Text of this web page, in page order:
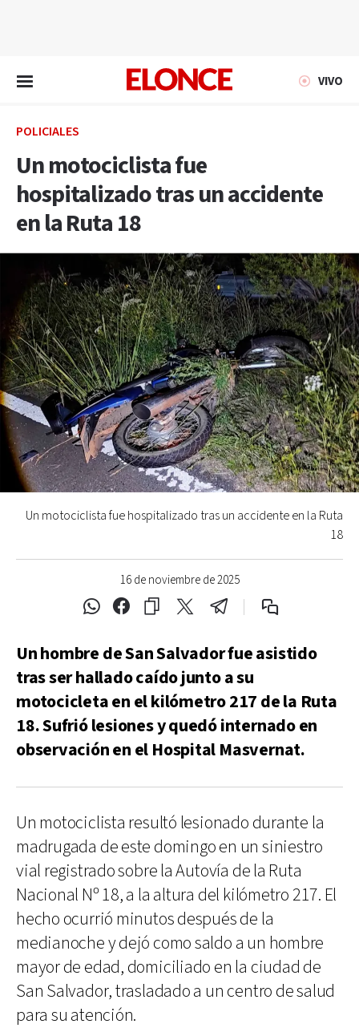
VIVO
POLICIALES
Un motociclista fue
hospitalizado tras un accidente
en la Ruta 18
16 de noviembre de 2025
Un motociclista fue hospitalizado tras un accidente en la Ruta
18
Un hombre de San Salvador fue asistido
tras ser hallado caído junto a su
motocicleta en el kilómetro 217 de la Ruta
18. Sufrió lesiones y quedó internado en
observación en el Hospital Masvernat.
Un motociclista resultó lesionado durante la
madrugada de este domingo en un siniestro
vial registrado sobre la Autovía de la Ruta
Nacional Nº 18, a la altura del kilómetro 217. El
hecho ocurrió minutos después de la
medianoche y dejó como saldo a un hombre
mayor de edad, domiciliado en la ciudad de
San Salvador, trasladado a un centro de salud
para su atención.